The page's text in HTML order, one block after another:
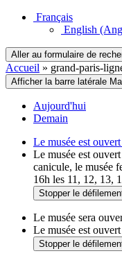
Français
English
Aller au formulaire de
Accueil » grand-paris-
Afficher la barre latérale
Aujourd'hui
Demain
Le musée est
Le musée est
canicule, le musée
16h les 11, 12, 13,
Stopper le
Le musée sera
Le musée est
Stopper le